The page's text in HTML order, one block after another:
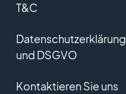
T&C
Datenschutzerklärung
und DSGVO
Kontaktieren Sie uns